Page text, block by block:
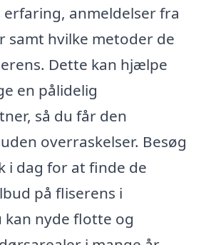
anmeldelser fra
samt hvilke metoder de
Dette kan hjælpe
en pålidelig
så du får den
overraskelser. Besøg
i dag for at finde de
på fliserens i
kan nyde flotte og